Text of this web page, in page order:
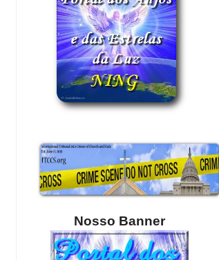
Nosso Banner